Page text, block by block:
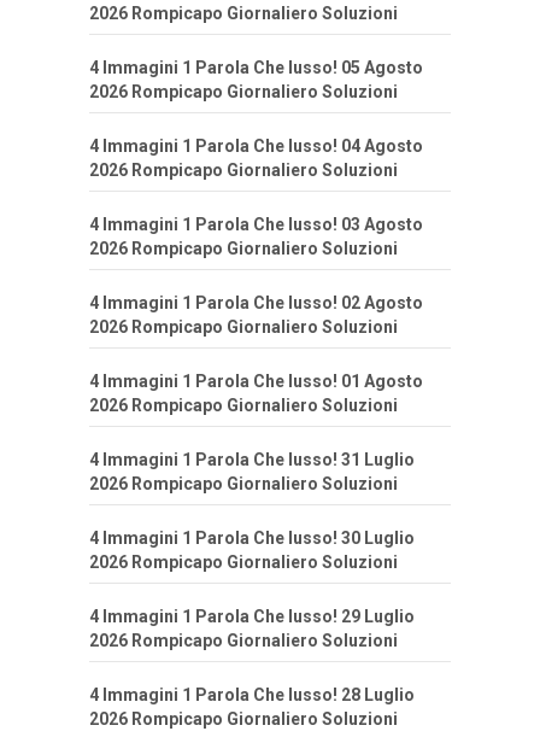
2026 Rompicapo Giornaliero Soluzioni
4 Immagini 1 Parola Che lusso! 05 Agosto
2026 Rompicapo Giornaliero Soluzioni
4 Immagini 1 Parola Che lusso! 04 Agosto
2026 Rompicapo Giornaliero Soluzioni
4 Immagini 1 Parola Che lusso! 03 Agosto
2026 Rompicapo Giornaliero Soluzioni
4 Immagini 1 Parola Che lusso! 02 Agosto
2026 Rompicapo Giornaliero Soluzioni
4 Immagini 1 Parola Che lusso! 01 Agosto
2026 Rompicapo Giornaliero Soluzioni
4 Immagini 1 Parola Che lusso! 31 Luglio
2026 Rompicapo Giornaliero Soluzioni
4 Immagini 1 Parola Che lusso! 30 Luglio
2026 Rompicapo Giornaliero Soluzioni
4 Immagini 1 Parola Che lusso! 29 Luglio
2026 Rompicapo Giornaliero Soluzioni
4 Immagini 1 Parola Che lusso! 28 Luglio
2026 Rompicapo Giornaliero Soluzioni